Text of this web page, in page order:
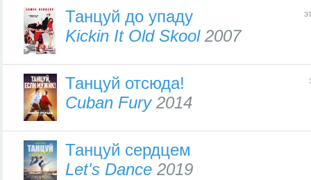
Танцуй до упаду
Kickin It Old Skool2007
Танцуй отсюда!
Cuban Fury2014
Танцуй сердцем
Let's Dance 2019